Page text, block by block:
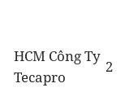
HCM Công Ty
Tecapro
2